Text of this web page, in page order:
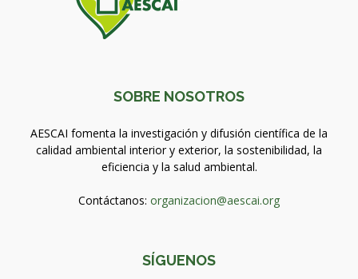
SOBRE NOSOTROS
AESCAI fomenta la investigación y difusión científica de la
calidad ambiental interior y exterior, la sostenibilidad, la
eficiencia y la salud ambiental.
Contáctanos: organizacion@aescai.org
SÍGUENOS